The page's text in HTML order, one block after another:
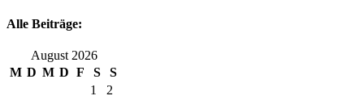
Alle Beiträge:
August 2026
M D M D F S
S
1
2